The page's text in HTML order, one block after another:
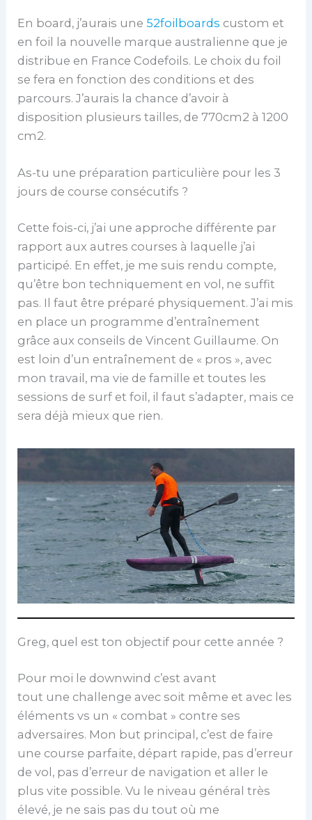
En board, j’aurais une52foilboards custom et
en foil la nouvelle marque australienne que je
distribue en France Codefoils. Le choix du foil
se fera en fonction des conditions et des
parcours. J’aurais la chance d’avoir à
disposition plusieurs tailles, de 770cm2 à 1200
cm2.
As-tu une préparation particulière pour les 3
jours de course consécutifs ?
Cette fois-ci, j’ai une approche différente par
rapport aux autres courses à laquelle j’ai
participé. En effet, je me suis rendu compte,
qu’être bon techniquement en vol, ne suffit
pas. Il faut être préparé physiquement. J’ai mis
en place un programme d’entraînement
grâce aux conseils de Vincent Guillaume. On
est loin d’un entraînement de « pros », avec
mon travail, ma vie de famille et toutes les
sessions de surf et foil, il faut s’adapter, mais ce
sera déjà mieux que rien.
Greg, quel est ton objectif pour cette année ?
Pour moi le downwind c’est avant
tout une challenge avec soit même et avec les
éléments vs un « combat » contre ses
adversaires. Mon but principal, c’est de faire
une course parfaite, départ rapide, pas d’erreur
de vol, pas d’erreur de navigation et aller le
plus vite possible. Vu le niveau général très
élevé, je ne sais pas du tout où me